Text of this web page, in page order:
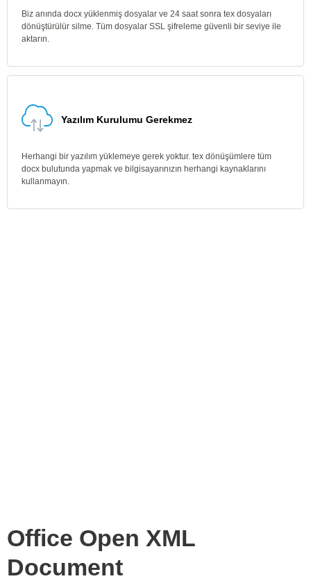
Biz anında docx yüklenmiş dosyalar ve 24 saat sonra tex dosyaları
dönüştürülür silme. Tüm dosyalar SSL şifreleme güvenli bir seviye ile
aktarın.
Yazılım Kurulumu Gerekmez
Herhangi bir yazılım yüklemeye gerek yoktur. tex dönüşümlere tüm
docx bulutunda yapmak ve bilgisayarınızın herhangi kaynaklarını
kullanmayın.
Office Open XML
Document